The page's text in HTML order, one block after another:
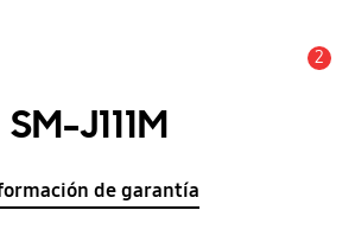
2
SM-J111M
de garantía